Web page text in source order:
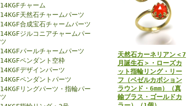
14KGFチャーム
14KGF天然石チャームパーツ
14KGF合成宝石チャームパーツ
14KGFジルコニアチャームパー
ツ
14KGFパールチャームパーツ
14KGFペンダント空枠
14KGFデザインパーツ
14KGFペンダントパーツ
14KGFリングパーツ・指輪パー
ツ
天然石カーネリアン＜7
月誕生石＞・ローズカ
ット指輪リング・リー
フ（ベゼルカボション
ラウンド・6mm）（真
鍮ブラス・ゴールドカ